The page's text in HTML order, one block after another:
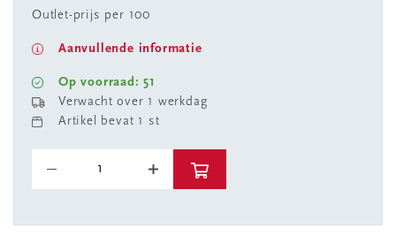
Outlet-prijs per 100
Aanvullende informatie
Op voorraad: 51
Verwacht over 1 werkdag
Artikel bevat 1 st